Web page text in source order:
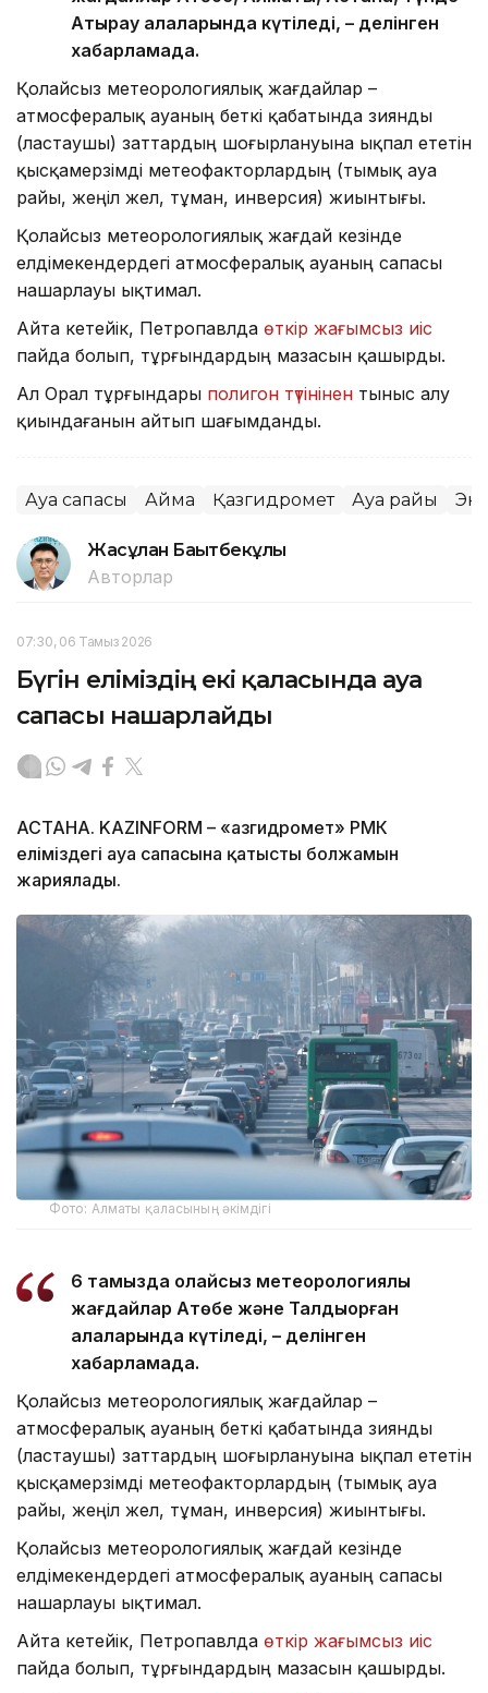
Атырау қалаларында күтіледі, – делінген
хабарламада.
Қолайсыз метеорологиялық жағдайлар –
атмосфералық ауаның беткі қабатында зиянды
(ластаушы) заттардың шоғырлануына ықпал ететін
қысқамерзімді метеофакторлардың (тымық ауа
райы, жеңіл жел, тұман, инверсия) жиынтығы.
Қолайсыз метеорологиялық жағдай кезінде
елдімекендердегі атмосфералық ауаның сапасы
нашарлауы ықтимал.
Айта кетейік, Петропавлда өткір жағымсыз иіс
пайда болып, тұрғындардың мазасын қашырды.
Ал Орал тұрғындары полигон түтінінен тыныс алу
қиындағанын айтып шағымданды.
Ауа сапасы Аймақ Қазгидромет Ауа райы
Жасұлан Бақытбекұлы
Авторлар
07:30, 06 Тамыз 2026
Бүгін еліміздің екі қаласында ауа
сапасы нашарлайды
АСТАНА. KAZINFORM – «Қазгидромет» РМК
еліміздегі ауа сапасына қатысты болжамын
жариялады.
Фото: Алматы қаласының әкімдігі
6 тамызда қолайсыз метеорологиялық
жағдайлар Ақтөбе және Талдықорған
қалаларында күтіледі, – делінген
хабарламада.
Қолайсыз метеорологиялық жағдайлар –
атмосфералық ауаның беткі қабатында зиянды
(ластаушы) заттардың шоғырлануына ықпал ететін
қысқамерзімді метеофакторлардың (тымық ауа
райы, жеңіл жел, тұман, инверсия) жиынтығы.
Қолайсыз метеорологиялық жағдай кезінде
елдімекендердегі атмосфералық ауаның сапасы
нашарлауы ықтимал.
Айта кетейік, Петропавлда өткір жағымсыз иіс
пайда болып, тұрғындардың мазасын қашырды.